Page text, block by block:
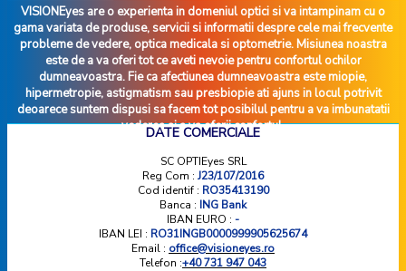
VISIONEyes are o experienta in domeniul optici si va intampinam cu o
gama variata de produse, servicii si informatii despre cele mai frecvente
probleme de vedere, optica medicala si optometrie. Misiunea noastra
este de a va oferi tot ce aveti nevoie pentru confortul ochilor
dumneavoastra. Fie ca afectiunea dumneavoastra este miopie,
hipermetropie, astigmatism sau presbiopie ati ajuns in locul potrivit
deoarece suntem dispusi sa facem tot posibilul pentru a va imbunatatii
vederea si a va oferii confortul.
DATE COMERCIALE
SC OPTIEyes SRL
Reg Com : J23/107/2016
Cod identif : RO35413190
Banca : ING Bank
IBAN EURO : -
IBAN LEI : RO31INGB0000999905625674
Email : office@visioneyes.ro
Telefon :+40 731 947 043